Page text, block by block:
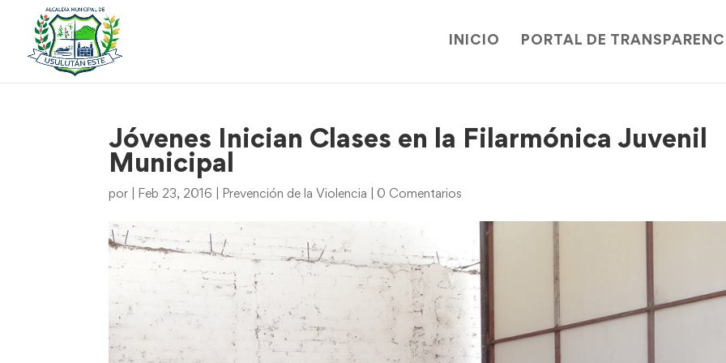
INICIO PORTAL DE
Jóvenes Inician Clases en la Filarmónica Juvenil
Municipal
por Feb 23, 2016 Prevención de la Violencia 0 Comentarios